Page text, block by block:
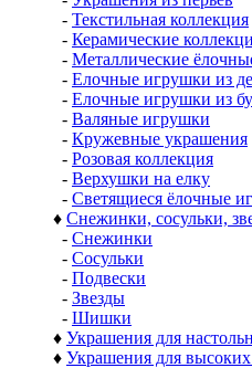
- Текстильная коллекция
- Керамические
- Металлические
- Елочные игрушки из
- Елочные игрушки из
- Валяные игрушки
- Кружевные украшения
- Розовая коллекция
- Верхушки на елку
- Светящиеся ёлочные
♦ Снежинки, сосульки,
- Снежинки
- Сосульки
- Подвески
- Звезды
- Шишки
♦ Украшения для
♦ Украшения для